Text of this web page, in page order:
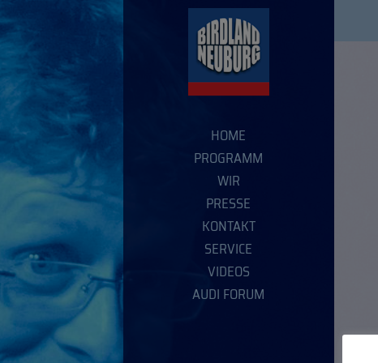
HOME
PROGRAMM
WIR
PRESSE
KONTAKT
SERVICE
VIDEOS
AUDI FORUM